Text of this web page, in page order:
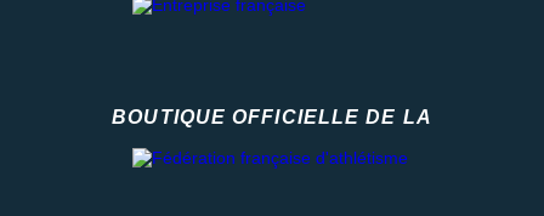
BOUTIQUE OFFICIELLE DE LA